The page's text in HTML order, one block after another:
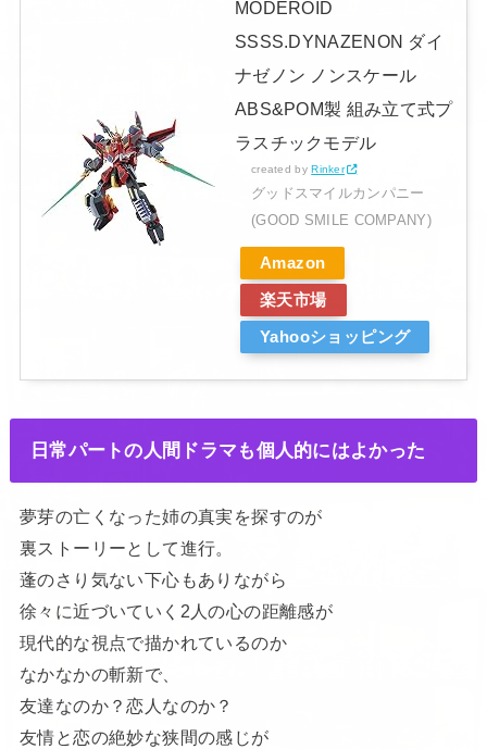
MODEROID
SSSS.DYNAZENON ダイ
ナゼノン ノンスケール
ABS&POM製 組み立て式プ
ラスチックモデル
created byRinker
グッドスマイルカンパニー
(GOOD SMILE COMPANY)
Amazon
楽天市場
Yahooショッピング
日常パートの人間ドラマも個人的にはよかった
夢芽の亡くなった姉の真実を探すのが
裏ストーリーとして進行。
蓬のさり気ない下心もありながら
徐々に近づいていく2人の心の距離感が
現代的な視点で描かれているのか
なかなかの斬新で、
友達なのか？恋人なのか？
友情と恋の絶妙な狭間の感じが